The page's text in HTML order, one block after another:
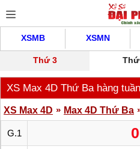
XSMB XSMN
Thứ 3
XS Max 4D Thứ Ba hàng tuần
XS Max 4D » Max 4D Thứ Ba
G.1